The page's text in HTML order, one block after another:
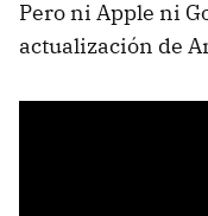
Pero ni Apple ni
actualización de